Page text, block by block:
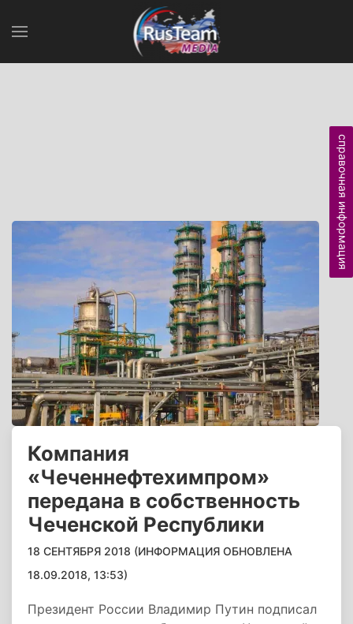
Компания
«Чеченнефтехимпром»
передана в собственность
Чеченской Республики
18 СЕНТЯБРЯ 2018 (ИНФОРМАЦИЯ ОБНОВЛЕНА
18.09.2018, 13:53)
Президент России Владимир Путин подписал
справочная информация